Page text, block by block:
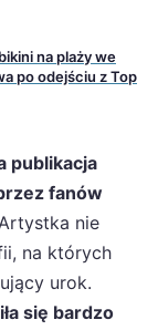
na plaży we
po odejściu z Top
publikacja
fanów
nie
na których
urok.
się bardzo